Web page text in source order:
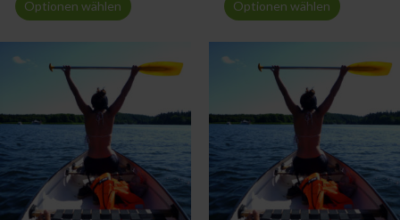
Optionen wählen Optionen wählen